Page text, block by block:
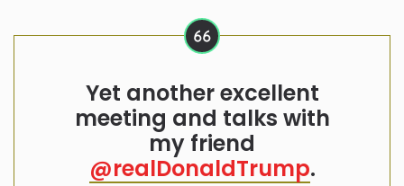
Yet another excellent
meeting and talks with
my friend
@realDonaldTrump.